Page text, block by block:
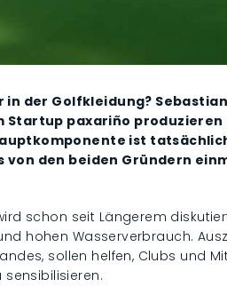
der Golfkleidung?
Startup paxariño produzieren
ist
von den beiden Gründern
schon seit Längerem
hohen Wasserverbrauch.
sollen helfen, Clubs und